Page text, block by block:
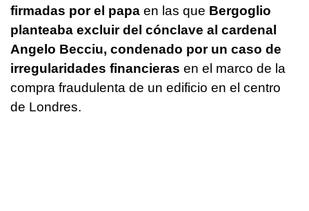
firmadas por el papa en las que Bergoglio
planteaba excluir del cónclave al cardenal
Angelo Becciu, condenado por un caso de
irregularidades financieras en el marco de la
compra fraudulenta de un edificio en el centro
de Londres.